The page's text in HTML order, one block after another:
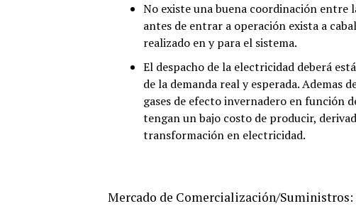
No existe una buena coordinación entre
antes de entrar a operación exista a
realizado en y para el sistema.
El despacho de la electricidad deberá
de la demanda real y esperada. Ademas
gases de efecto invernadero en función
tengan un bajo costo de producir,
transformación en electricidad.
Mercado de Comercialización/Suministros: